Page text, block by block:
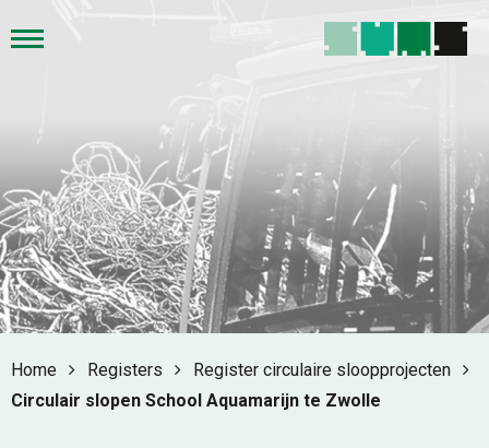
Home Registers
Register circulaire sloopprojecten
Circulair slopen School Aquamarijn te Zwolle